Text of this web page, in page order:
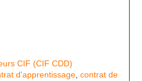
CIF (CIF CDD)
d'apprentissage contrat de